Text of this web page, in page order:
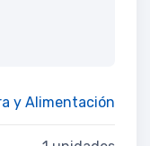
y Alimentación